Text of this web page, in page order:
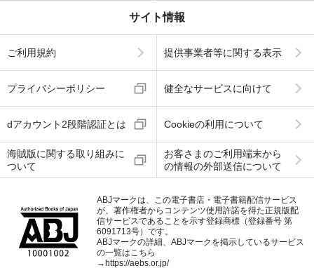
サイト情報
ご利用規約 提供事業者等に関する表示
プライバシーポリシー 健全なサービスに向けて
dアカウント2段階認証とは Cookieの利用について
海賊版に関する取り組みに
ついて
お客さまのご利用端末から
の情報の外部送信について
ABJマークは、この電子書店・電子書籍配信サービス
が、著作権者からコンテンツ使用許諾を得た正規版配
信サービスであることを示す登録商標（登録番号 第
6091713号）です。
ABJマークの詳細、ABJマークを掲示しているサービス
の一覧はこちら
→https://aebs.or.jp/